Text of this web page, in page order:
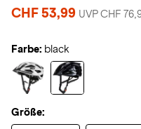
CHF 53,99 UVP CHF
Farbe: black
Größe: